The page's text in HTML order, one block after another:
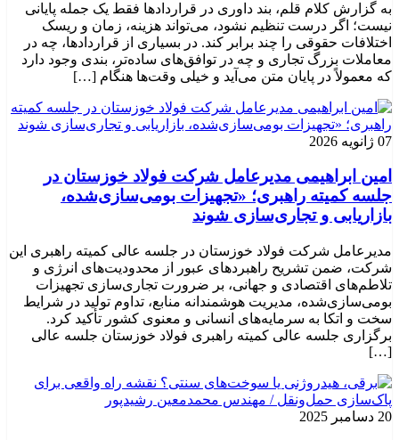
به گزارش کلام قلم، بند داوری در قراردادها فقط یک جمله پایانی
نیست؛ اگر درست تنظیم نشود، می‌تواند هزینه، زمان و ریسک
اختلافات حقوقی را چند برابر کند. در بسیاری از قراردادها، چه در
معاملات بزرگ تجاری و چه در توافق‌های ساده‌تر، بندی وجود دارد
که معمولاً در پایان متن می‌آید و خیلی وقت‌ها هنگام […]
07 ژانویه 2026
امین ابراهیمی مدیرعامل شرکت فولاد خوزستان در
جلسه کمیته راهبری؛ «تجهیزات بومی‌سازی‌شده،
بازاریابی و تجاری‌سازی شوند
مدیرعامل شرکت فولاد خوزستان در جلسه عالی کمیته راهبری این
شرکت، ضمن تشریح راهبردهای عبور از محدودیت‌های انرژی و
تلاطم‌های اقتصادی و جهانی، بر ضرورت تجاری‌سازی تجهیزات
بومی‌سازی‌شده، مدیریت هوشمندانه منابع، تداوم تولید در شرایط
سخت و اتکا به سرمایه‌های انسانی و معنوی کشور تأکید کرد.
برگزاری جلسه عالی کمیته راهبری فولاد خوزستان جلسه عالی
[…]
20 دسامبر 2025